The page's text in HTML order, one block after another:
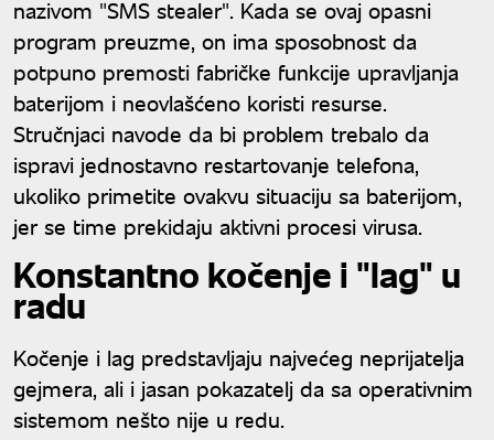
nazivom "SMS stealer". Kada se ovaj opasni
program preuzme, on ima sposobnost da
potpuno premosti fabričke funkcije upravljanja
baterijom i neovlašćeno koristi resurse.
Stručnjaci navode da bi problem trebalo da
ispravi jednostavno restartovanje telefona,
ukoliko primetite ovakvu situaciju sa baterijom,
jer se time prekidaju aktivni procesi virusa.
Konstantno kočenje i "lag" u
radu
Kočenje i lag predstavljaju najvećeg neprijatelja
gejmera, ali i jasan pokazatelj da sa operativnim
sistemom nešto nije u redu.